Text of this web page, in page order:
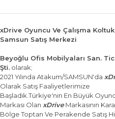
xDrive Oyuncu Ve Çalışma
Samsun Satış Merkezi
Beyoğlu Ofis Mobilyaları San.
Şti. olarak;
2021 Yılında Atakum/SAMSUN'da
Olarak Satış Faaliyetlerimize
Başladık.Türkiye'nin En Büyük
Markası Olan xDriveMarkasının
Bölge Toptan Ve Perakende Satış